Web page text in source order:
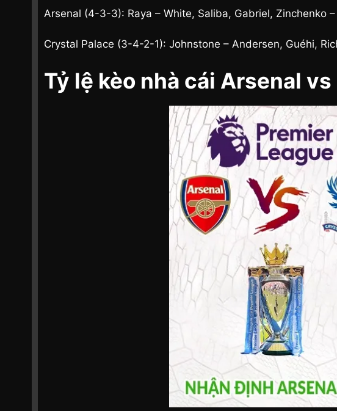
Arsenal (4-3-3): Raya – White, Saliba, Gabriel, Zinchenko
Crystal Palace (3-4-2-1): Johnstone – Andersen, Guéhi,
Tỷ lệ kèo nhà cái Arsenal